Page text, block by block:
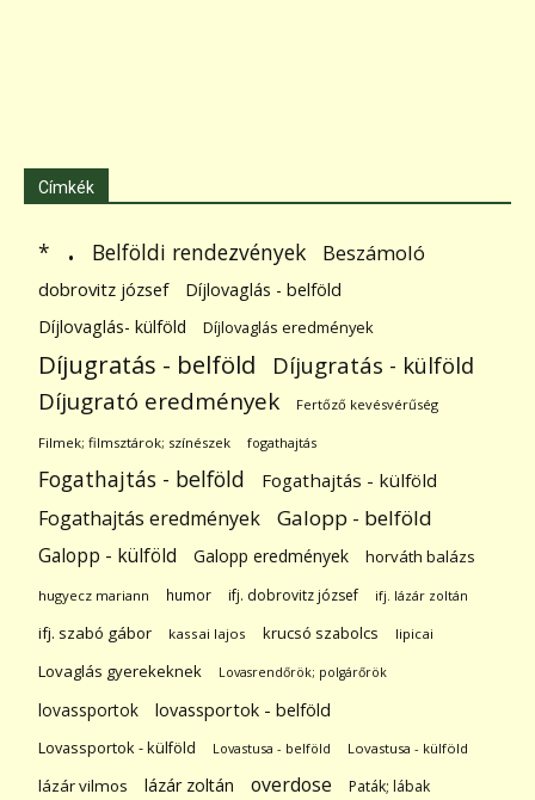
Címkék
* . Belföldi rendezvények Beszámoló
dobrovitz józsef
Díjlovaglás - belföld
Díjlovaglás- külföld
Díjlovaglás eredmények
Díjugratás - belföld Díjugratás - külföld
Díjugrató eredmények Fertőző kevésvérűség
Filmek; filmsztárok; színészek fogathajtás
Fogathajtás - belföld Fogathajtás - külföld
Fogathajtás eredmények Galopp - belföld
Galopp - külföld Galopp eredmények horváth balázs
hugyecz mariann humor ifj. dobrovitz józsef ifj. lázár zoltán
ifj. szabó gábor kassai lajos krucsó szabolcs lipicai
Lovaglás gyerekeknek Lovasrendőrök; polgárőrök
lovassportok lovassportok - belföld
Lovassportok - külföld Lovastusa - belföld Lovastusa - külföld
lázár vilmos lázár zoltán overdose Paták; lábak